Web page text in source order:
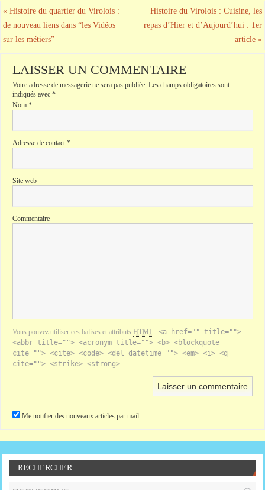
« Histoire du quartier du Virolois :
de nouveau liens dans “les Vidéos
sur les métiers”
Histoire du Virolois : Cuisine, les
repas d’Hier et d’Aujourd’hui : 1er
article »
LAISSER UN COMMENTAIRE
Votre adresse de messagerie ne sera pas publiée. Les champs obligatoires sont
indiqués avec *
Nom *
Adresse de contact *
Site web
Commentaire
Vous pouvez utiliser ces balises et attributs HTML : <a href="" title="">
<abbr title=""> <acronym title=""> <b> <blockquote
cite=""> <cite> <code> <del datetime=""> <em> <i> <q
cite=""> <strike> <strong>
Me notifier des nouveaux articles par mail.
RECHERCHER